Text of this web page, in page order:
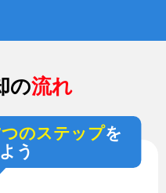
の流れ
のステップを
う